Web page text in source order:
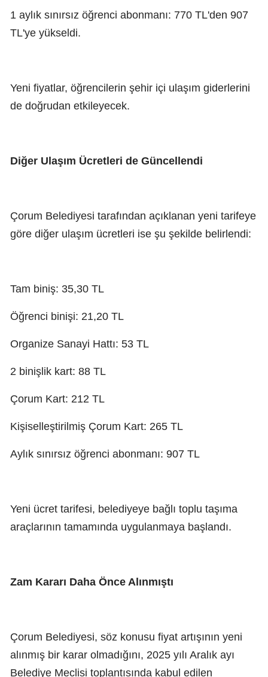
1 aylık sınırsız öğrenci abonmanı: 770 TL'den 907
TL'ye yükseldi.
Yeni fiyatlar, öğrencilerin şehir içi ulaşım giderlerini
de doğrudan etkileyecek.
Diğer Ulaşım Ücretleri de Güncellendi
Çorum Belediyesi tarafından açıklanan yeni tarifeye
göre diğer ulaşım ücretleri ise şu şekilde belirlendi:
Tam biniş: 35,30 TL
Öğrenci binişi: 21,20 TL
Organize Sanayi Hattı: 53 TL
2 binişlik kart: 88 TL
Çorum Kart: 212 TL
Kişiselleştirilmiş Çorum Kart: 265 TL
Aylık sınırsız öğrenci abonmanı: 907 TL
Yeni ücret tarifesi, belediyeye bağlı toplu taşıma
araçlarının tamamında uygulanmaya başlandı.
Zam Kararı Daha Önce Alınmıştı
Çorum Belediyesi, söz konusu fiyat artışının yeni
alınmış bir karar olmadığını, 2025 yılı Aralık ayı
Belediye Meclisi toplantısında kabul edilen